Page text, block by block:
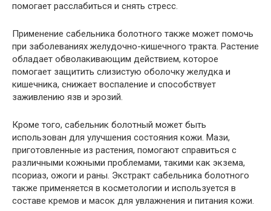
помогает расслабиться и снять стресс.
Применение сабельника болотного также может помочь
при заболеваниях желудочно-кишечного тракта. Растение
обладает обволакивающим действием, которое
помогает защитить слизистую оболочку желудка и
кишечника, снижает воспаление и способствует
заживлению язв и эрозий.
Кроме того, сабельник болотный может быть
использован для улучшения состояния кожи. Мази,
приготовленные из растения, помогают справиться с
различными кожными проблемами, такими как экзема,
псориаз, ожоги и раны. Экстракт сабельника болотного
также применяется в косметологии и используется в
составе кремов и масок для увлажнения и питания кожи.